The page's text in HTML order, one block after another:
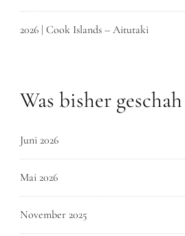
2026 | Cook Islands – Aitutaki
Was bisher geschah
Juni 2026
Mai 2026
November 2025